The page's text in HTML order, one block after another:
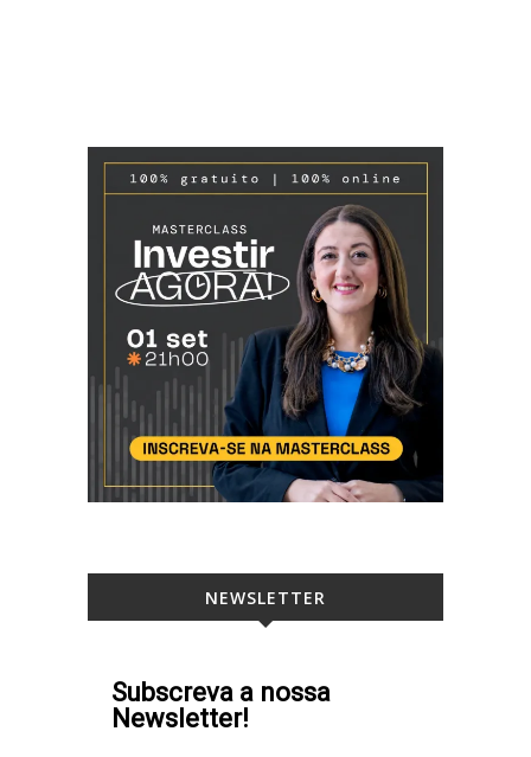
NEWSLETTER
Subscreva a nossa
Newsletter!